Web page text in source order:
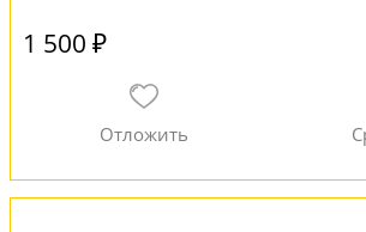
1 500 ₽